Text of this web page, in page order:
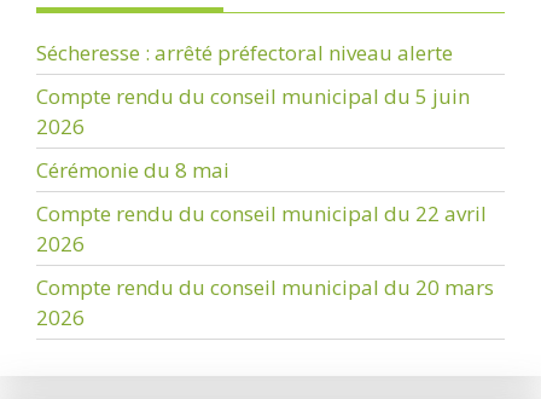
Sécheresse : arrêté préfectoral niveau alerte
Compte rendu du conseil municipal du 5 juin
2026
Cérémonie du 8 mai
Compte rendu du conseil municipal du 22 avril
2026
Compte rendu du conseil municipal du 20 mars
2026